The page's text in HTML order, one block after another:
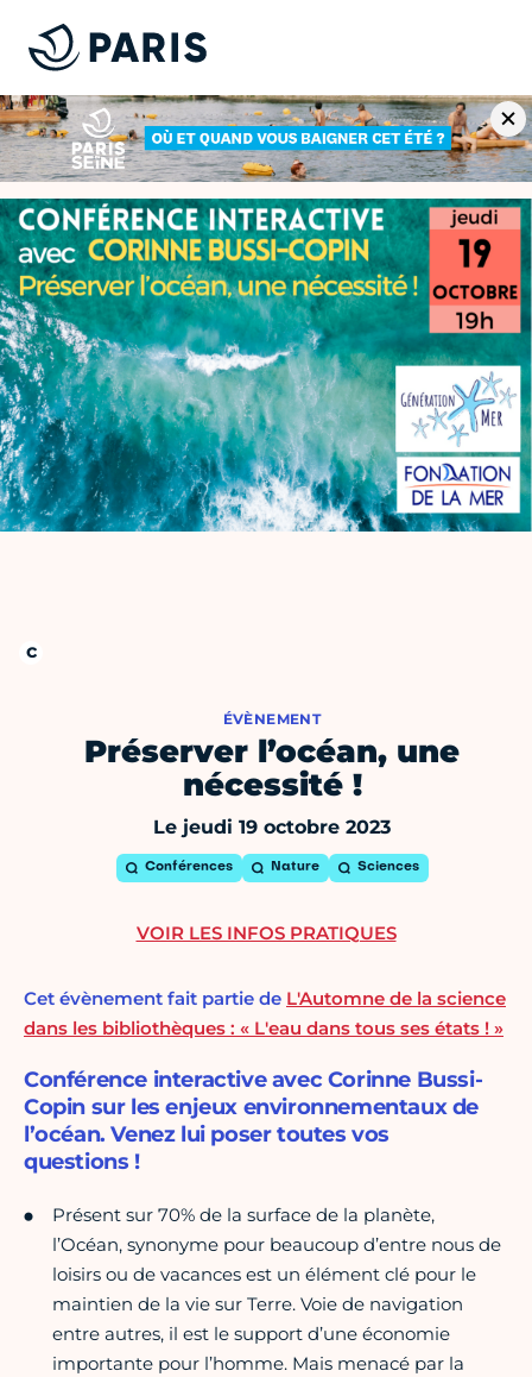
ÉVÈNEMENT
Préserver l’océan, une
nécessité !
Le jeudi 19 octobre 2023
Conférences Nature Sciences
Cet évènement fait partie de L'Automne de la science
dans les bibliothèques : « L'eau dans tous ses états ! »
Conférence interactive avec Corinne Bussi-
Copin sur les enjeux environnementaux de
l’océan. Venez lui poser toutes vos
questions !
Présent sur 70% de la surface de la planète,
l’Océan, synonyme pour beaucoup d’entre nous de
loisirs ou de vacances est un élément clé pour le
maintien de la vie sur Terre. Voie de navigation
entre autres, il est le support d’une économie
importante pour l’homme. Mais menacé par la
VOIR LES INFOS PRATIQUES